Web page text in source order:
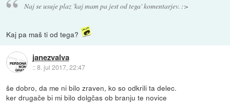
Naj se usuje plaz 'kaj mam pa jest od tega' komentarjev. :>
Kaj pa maš ti od tega?
janezvalva
::8. jul 2017, 22:47
še dobro, da me ni bilo zraven, ko so odkrili ta delec.
ker drugače bi mi bilo dolgčas ob branju te novice